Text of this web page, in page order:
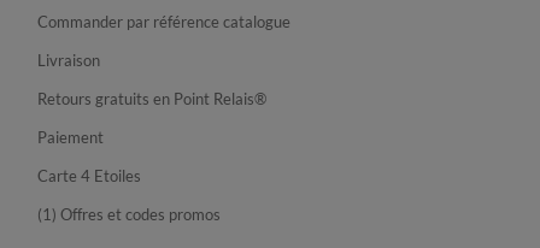
Commander par référence catalogue
Livraison
Retours gratuits en Point Relais®
Paiement
Carte 4 Etoiles
(1) Offres et codes promos